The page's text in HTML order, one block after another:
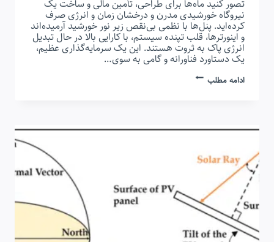
تصور کنید ماه‌ها برای طراحی، تأمین مالی و ساخت یک
نیروگاه خورشیدی مدرن و درخشان زمان و انرژی صرف
کرده‌اید. پنل‌ها با نظمی بی‌نقص زیر نور خورشید آرمیده‌اند
و اینورترها، قلب تپنده سیستم، با کارایی بالا در حال تبدیل
انرژی پاک به ثروت هستند. این یک سرمایه‌گذاری عظیم،
یک دستاورد فناورانه و گامی به سوی…
ادامه مطلبسرج
حفاظتی
صاعقه
و